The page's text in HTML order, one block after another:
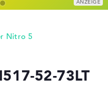
Nitro 5
52-73LT